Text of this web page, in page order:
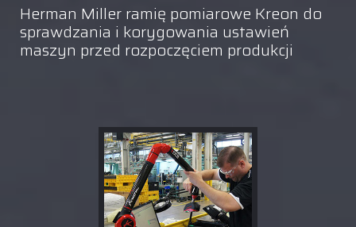
Herman Miller ramię pomiarowe Kreon do
sprawdzania i korygowania ustawień
maszyn przed rozpoczęciem produkcji